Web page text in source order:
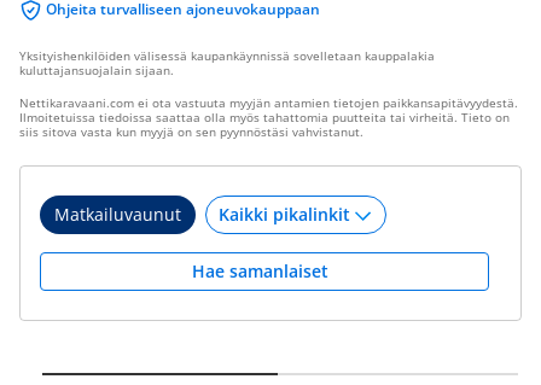
Ohjeita turvalliseen ajoneuvokauppaan
Yksityishenkilöiden välisessä kaupankäynnissä sovelletaan kauppalakia
kuluttajansuojalain sijaan.
Nettikaravaani.com ei ota vastuuta myyjän antamien tietojen paikkansapitävyydestä.
Ilmoitetuissa tiedoissa saattaa olla myös tahattomia puutteita tai virheitä. Tieto on
siis sitova vasta kun myyjä on sen pyynnöstäsi vahvistanut.
Matkailuvaunut
Hae samanlaiset